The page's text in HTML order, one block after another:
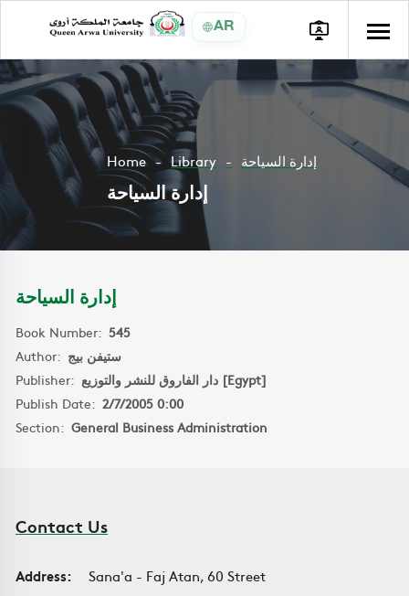
AR
Home Library إدارة السياحة
إدارة السياحة
إدارة السياحة
Book Number: 545
Author: ستيفن بيج
Publisher:
دار الفاروق للنشر والتوزيع [Egypt]
Publish Date: 2/7/2005 0:00
Section: General Business Administration
Contact Us
Address:
Sana'a - Faj Atan, 60 Street